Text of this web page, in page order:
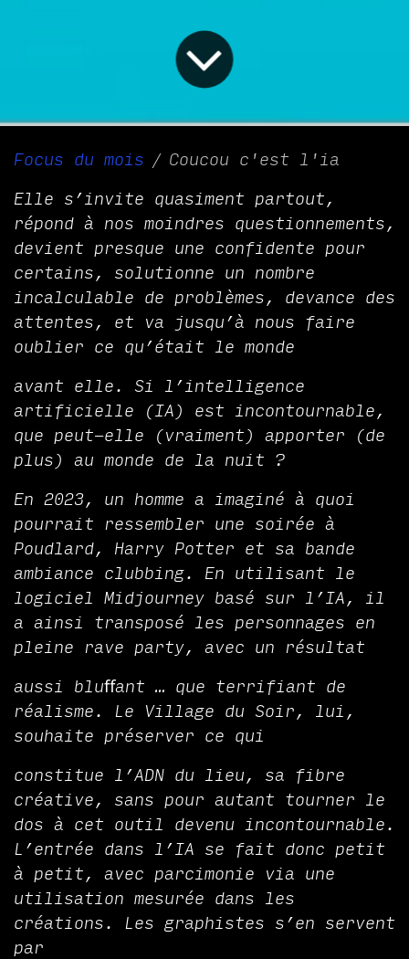
Focus du mois
Coucou c'est l'ia
Elle s’invite quasiment partout,
répond à nos moindres questionnements,
devient presque une confidente pour
certains, solutionne un nombre
incalculable de problèmes, devance des
attentes, et va jusqu’à nous faire
oublier ce qu’était le monde
avant elle. Si l’intelligence
artificielle (IA) est incontournable,
que peut-elle (vraiment) apporter (de
plus) au monde de la nuit ?
En 2023, un homme a imaginé à quoi
pourrait ressembler une soirée à
Poudlard, Harry Potter et sa bande
ambiance clubbing. En utilisant le
logiciel Midjourney basé sur l’IA, il
a ainsi transposé les personnages en
pleine rave party, avec un résultat
aussi bluﬀant … que terrifiant de
réalisme. Le Village du Soir, lui,
souhaite préserver ce qui
constitue l’ADN du lieu, sa fibre
créative, sans pour autant tourner le
dos à cet outil devenu incontournable.
L’entrée dans l’IA se fait donc petit
à petit, avec parcimonie via une
utilisation mesurée dans les
créations. Les graphistes s’en servent
par